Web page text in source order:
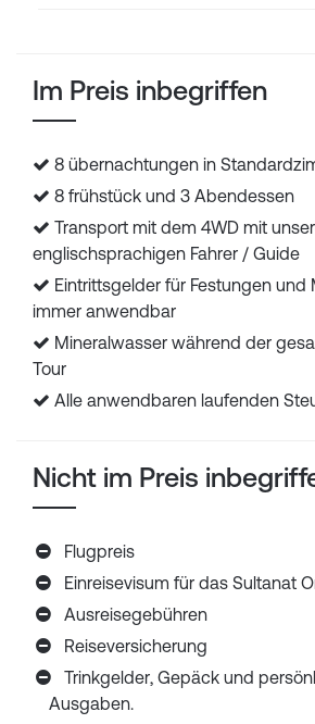
Im Preis inbegriffen
8 übernachtungen in
8 frühstück und 3 Abendessen
Transport mit dem 4WD mit
englischsprachigen Fahrer / Guide
Eintrittsgelder für Festungen und
immer anwendbar
Mineralwasser während der
Tour
Alle anwendbaren laufenden
Nicht im Preis
Flugpreis
Einreisevisum für das Sultanat
Ausreisegebühren
Reiseversicherung
Trinkgelder, Gepäck und
Ausgaben.